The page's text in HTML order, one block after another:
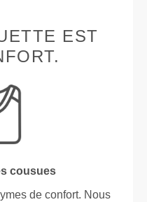
EST
cousues
de confort. Nous